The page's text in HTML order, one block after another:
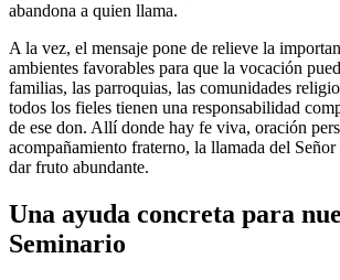
abandona a quien llama.
A la vez, el mensaje pone de relieve la
ambientes favorables para que la vocación
familias, las parroquias, las comunidades
todos los fieles tienen una responsabilidad
de ese don. Allí donde hay fe viva, oración
acompañamiento fraterno, la llamada del
dar fruto abundante.
Una ayuda concreta para
Seminario